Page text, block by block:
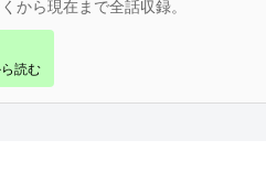
から現在まで全話収録。
読む